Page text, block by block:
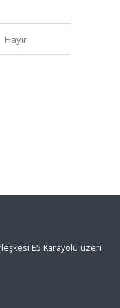
Hayır
E5 Karayolu üzeri